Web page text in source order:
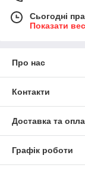
Сьогодні
Показати
Про нас
Контакти
Доставка та
Графік роботи